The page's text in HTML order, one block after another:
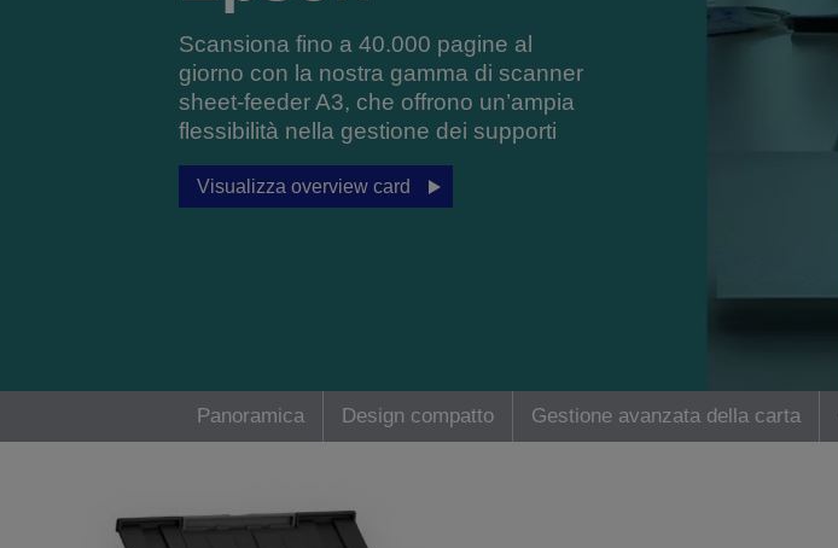
Scansiona fino a 40.000 pagine al
giorno con la nostra gamma di scanner
sheet-feeder A3, che offrono un’ampia
flessibilità nella gestione dei supporti
Visualizza overview card
Panoramica Design compatto Gestione avanzata della carta